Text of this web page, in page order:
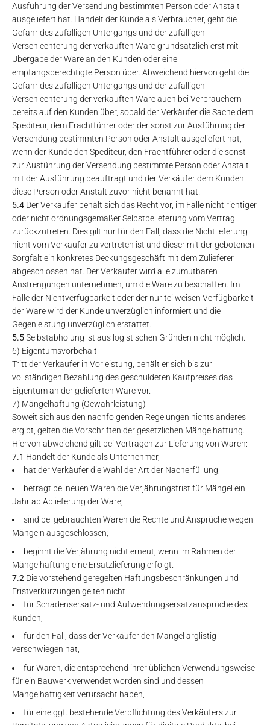
Ausführung der Versendung bestimmten Person oder Anstalt
ausgeliefert hat. Handelt der Kunde als Verbraucher, geht die
Gefahr des zufälligen Untergangs und der zufälligen
Verschlechterung der verkauften Ware grundsätzlich erst mit
Übergabe der Ware an den Kunden oder eine
empfangsberechtigte Person über. Abweichend hiervon geht die
Gefahr des zufälligen Untergangs und der zufälligen
Verschlechterung der verkauften Ware auch bei Verbrauchern
bereits auf den Kunden über, sobald der Verkäufer die Sache dem
Spediteur, dem Frachtführer oder der sonst zur Ausführung der
Versendung bestimmten Person oder Anstalt ausgeliefert hat,
wenn der Kunde den Spediteur, den Frachtführer oder die sonst
zur Ausführung der Versendung bestimmte Person oder Anstalt
mit der Ausführung beauftragt und der Verkäufer dem Kunden
diese Person oder Anstalt zuvor nicht benannt hat.
5.4 Der Verkäufer behält sich das Recht vor, im Falle nicht richtiger
oder nicht ordnungsgemäßer Selbstbelieferung vom Vertrag
zurückzutreten. Dies gilt nur für den Fall, dass die Nichtlieferung
nicht vom Verkäufer zu vertreten ist und dieser mit der gebotenen
Sorgfalt ein konkretes Deckungsgeschäft mit dem Zulieferer
abgeschlossen hat. Der Verkäufer wird alle zumutbaren
Anstrengungen unternehmen, um die Ware zu beschaffen. Im
Falle der Nichtverfügbarkeit oder der nur teilweisen Verfügbarkeit
der Ware wird der Kunde unverzüglich informiert und die
Gegenleistung unverzüglich erstattet.
5.5Selbstabholung ist aus logistischen Gründen nicht möglich.
6) Eigentumsvorbehalt
Tritt der Verkäufer in Vorleistung, behält er sich bis zur
vollständigen Bezahlung des geschuldeten Kaufpreises das
Eigentum an der gelieferten Ware vor.
7) Mängelhaftung (Gewährleistung)
Soweit sich aus den nachfolgenden Regelungen nichts anderes
ergibt, gelten die Vorschriften der gesetzlichen Mängelhaftung.
Hiervon abweichend gilt bei Verträgen zur Lieferung von Waren:
7.1 Handelt der Kunde als Unternehmer,
hat der Verkäufer die Wahl der Art der Nacherfüllung;
beträgt bei neuen Waren die Verjährungsfrist für Mängel ein
Jahr ab Ablieferung der Ware;
sind bei gebrauchten Waren die Rechte und Ansprüche wegen
Mängeln ausgeschlossen;
beginnt die Verjährung nicht erneut, wenn im Rahmen der
Mängelhaftung eine Ersatzlieferung erfolgt.
7.2 Die vorstehend geregelten Haftungsbeschränkungen und
Fristverkürzungen gelten nicht
für Schadensersatz- und Aufwendungsersatzansprüche des
Kunden,
für den Fall, dass der Verkäufer den Mangel arglistig
verschwiegen hat,
für Waren, die entsprechend ihrer üblichen Verwendungsweise
für ein Bauwerk verwendet worden sind und dessen
Mangelhaftigkeit verursacht haben,
für eine ggf. bestehende Verpflichtung des Verkäufers zur